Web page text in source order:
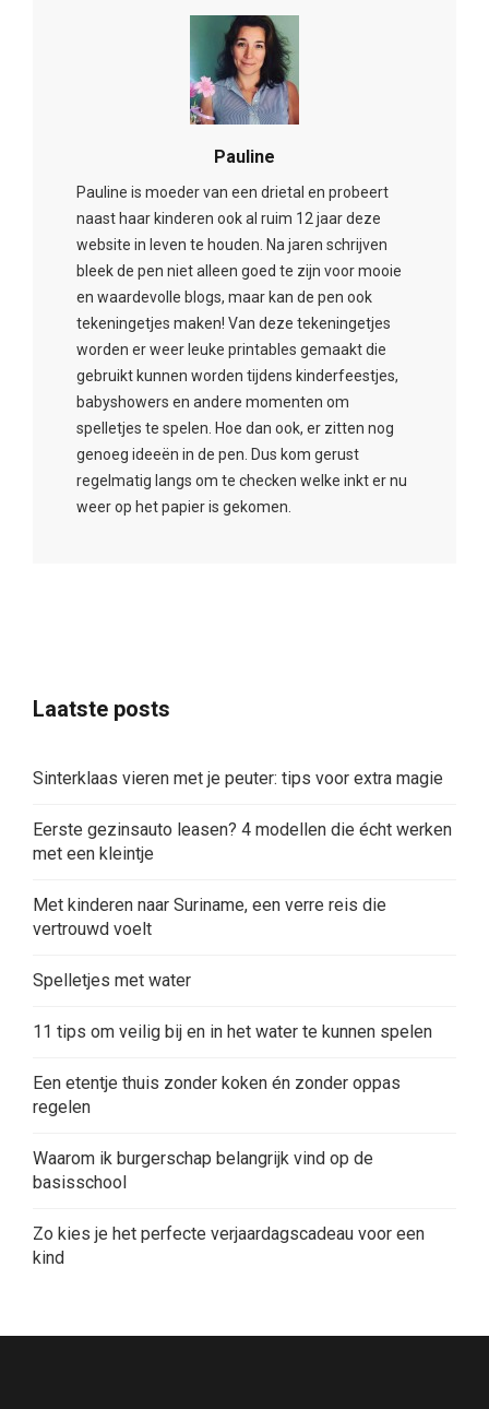
Pauline
Pauline is moeder van een drietal en probeert
naast haar kinderen ook al ruim 12 jaar deze
website in leven te houden. Na jaren schrijven
bleek de pen niet alleen goed te zijn voor mooie
en waardevolle blogs, maar kan de pen ook
tekeningetjes maken! Van deze tekeningetjes
worden er weer leuke printables gemaakt die
gebruikt kunnen worden tijdens kinderfeestjes,
babyshowers en andere momenten om
spelletjes te spelen. Hoe dan ook, er zitten nog
genoeg ideeën in de pen. Dus kom gerust
regelmatig langs om te checken welke inkt er nu
weer op het papier is gekomen.
Laatste posts
Sinterklaas vieren met je peuter: tips voor extra magie
Eerste gezinsauto leasen? 4 modellen die écht werken
met een kleintje
Met kinderen naar Suriname, een verre reis die
vertrouwd voelt
Spelletjes met water
11 tips om veilig bij en in het water te kunnen spelen
Een etentje thuis zonder koken én zonder oppas
regelen
Waarom ik burgerschap belangrijk vind op de
basisschool
Zo kies je het perfecte verjaardagscadeau voor een
kind